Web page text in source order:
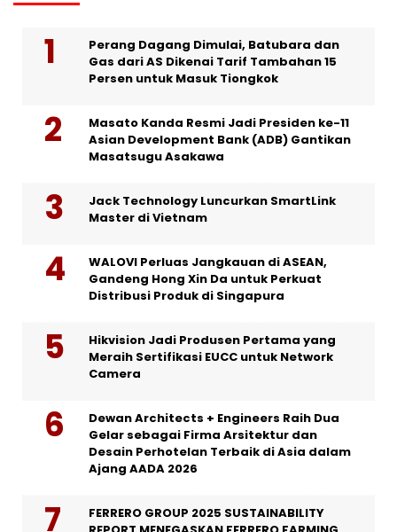
Perang Dagang Dimulai, Batubara dan
Gas dari AS Dikenai Tarif Tambahan 15
Persen untuk Masuk Tiongkok
Masato Kanda Resmi Jadi Presiden ke-11
Asian Development Bank (ADB) Gantikan
Masatsugu Asakawa
Jack Technology Luncurkan SmartLink
Master di Vietnam
WALOVI Perluas Jangkauan di ASEAN,
Gandeng Hong Xin Da untuk Perkuat
Distribusi Produk di Singapura
Hikvision Jadi Produsen Pertama yang
Meraih Sertifikasi EUCC untuk Network
Camera
Dewan Architects + Engineers Raih Dua
Gelar sebagai Firma Arsitektur dan
Desain Perhotelan Terbaik di Asia dalam
Ajang AADA 2026
FERRERO GROUP 2025 SUSTAINABILITY